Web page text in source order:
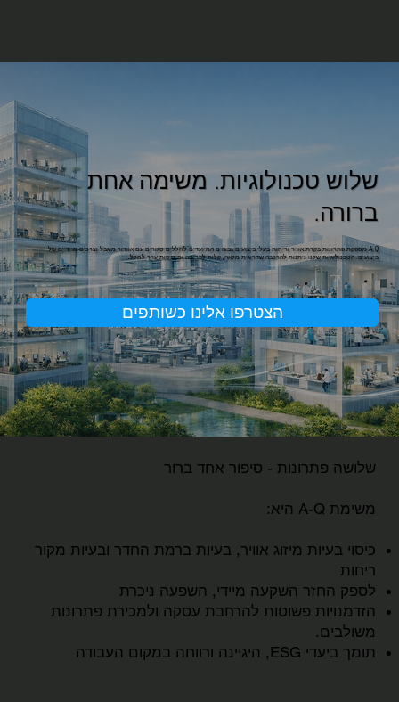
שלוש טכנולוגיות. משימה אחת
ברורה.
הצטרפו אלינו כשותפים
A-Q מספקת פתרונות בקרת אוויר וריחות בעלי ביצועים גבוהים המיועדים לחללים סגורים עם אוורור מוגבל וצרכים מיידיים של
ביצועים. הטכנולוגיות שלנו ניתנות להרכבה שדרוגית מלאה, קלות לפריסה ומוסיפות ערך לחלל.
שלושה פתרונות - סיפור אחד ברור
משימת A-Q היא:
כיסוי בעיות מיזוג אוויר, בעיות ברמת החדר ובעיות מקור
ריחות
לספק החזר השקעה מיידי, השפעה ניכרת
הזדמנויות פשוטות להרחבת עסקה ולמכירת פתרונות
משולבים.
תומך ביעדי ESG, היגיינה ורווחה במקום העבודה